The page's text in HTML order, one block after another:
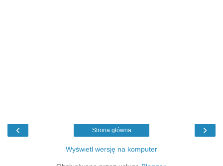
‹ ›
Strona główna
Wyświetl wersję na komputer